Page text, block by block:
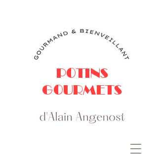
POTINS
GOURMETS